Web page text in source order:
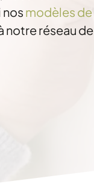
nos modèles
notre réseau